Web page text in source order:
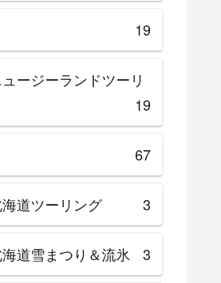
19
ージーランドツーリ
19
67
道ツーリング 3
道雪まつり＆流氷 3